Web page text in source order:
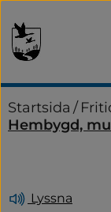
Startsida /
Hembygd,
Lyssna